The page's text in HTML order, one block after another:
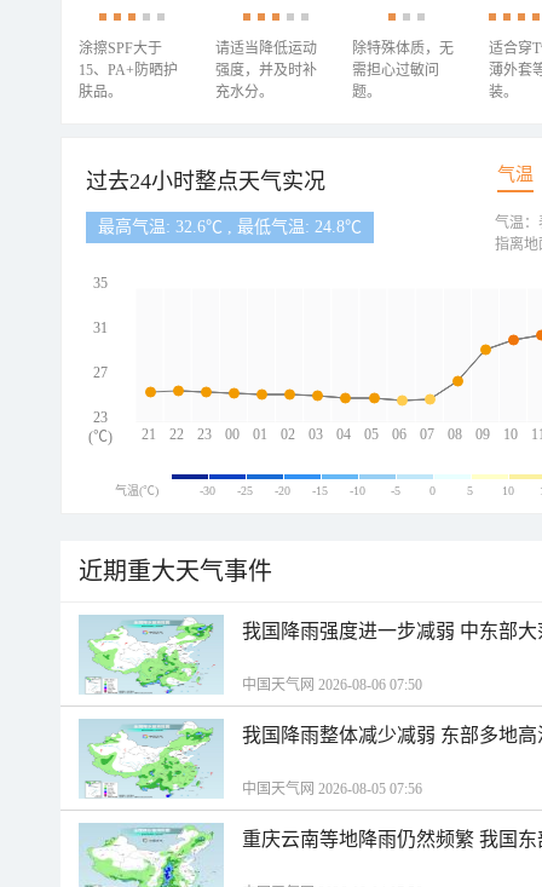
涂擦SPF大于
15、PA+防晒护
肤品。
请适当降低运动
强度，并及时补
充水分。
除特殊体质，无
需担心过敏问
题。
适合穿
薄外套
装。
过去24小时整点天气实况 气温
最高气温: 32.6℃ , 最低气温: 24.8℃
21 22 23 00 01 02 03 04 05 06 07 08 09 10
35
31
27
23
(℃)
气温：
指离地
气温(℃) -30 -25 -20 -15 -10 -5 0 5 10
近期重大天气事件
我国降雨强度进一步减弱 中东部
中国天气网 2026-08-06 07:50
我国降雨整体减少减弱 东部多地
中国天气网 2026-08-05 07:56
重庆云南等地降雨仍然频繁 我国